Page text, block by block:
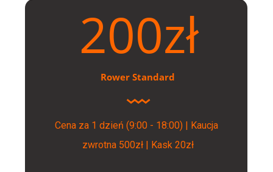
200zł
Rower Standard
Cena za 1 dzień (9:00 - 18:00) | Kaucja
zwrotna 500zł | Kask 20zł